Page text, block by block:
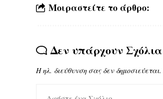
Μοιραστείτε το άρθρο:
Δεν υπάρχουν Σχόλια
Η ηλ. διεύθυνση σας δεν δημοσιεύεται.